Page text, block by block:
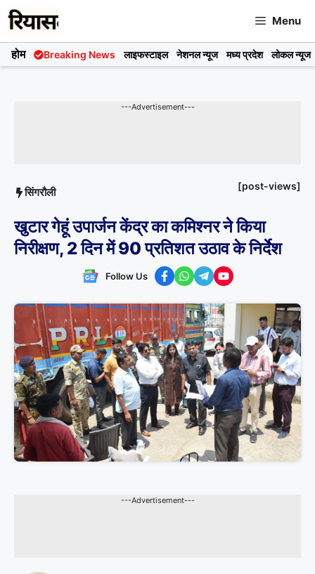
Skip
to
content
Menu
होम Breaking News लाइफस्टाइल नेशनल न्यूज मध्य प्रदेश लोकल न्यूज
---Advertisement---
सिंगरौली [post-views]
खुटार गेहूं उपार्जन केंद्र का कमिश्नर ने किया
निरीक्षण, 2 दिन में 90 प्रतिशत उठाव के निर्देश
Follow Us
---Advertisement---